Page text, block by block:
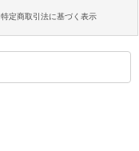
特定商取引法に基づく表示